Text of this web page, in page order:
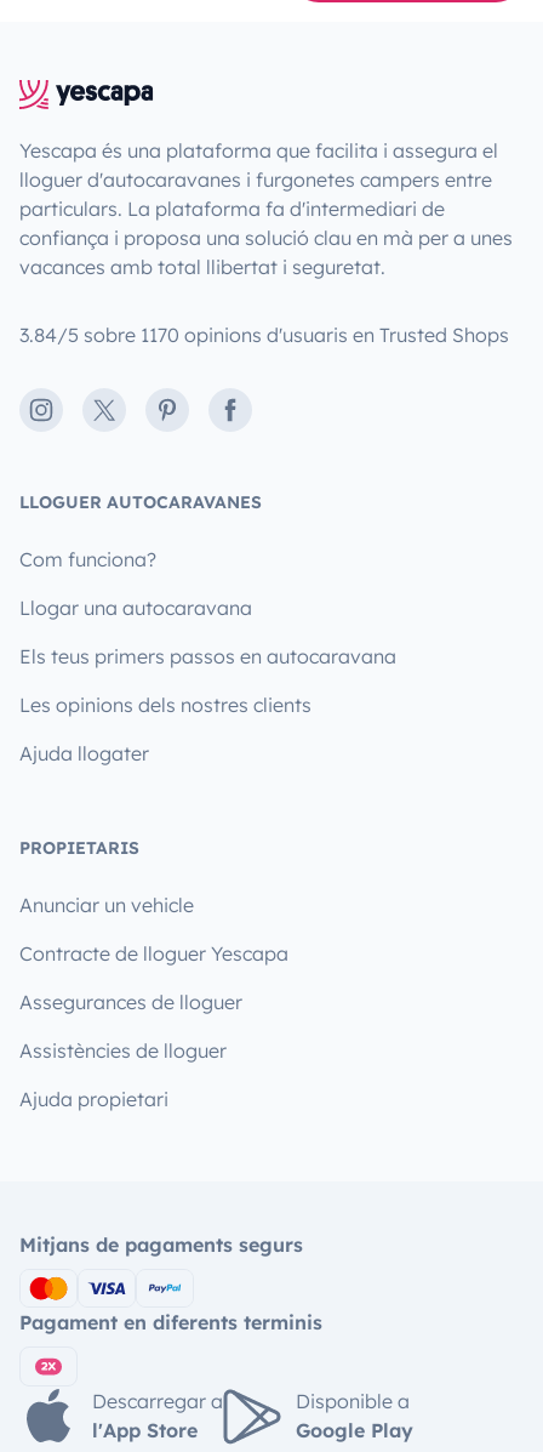
Yescapa és una plataforma que facilita i assegura el
lloguer d'autocaravanes i furgonetes campers entre
particulars. La plataforma fa d'intermediari de
confiança i proposa una solució clau en mà per a unes
vacances amb total llibertat i seguretat.
3.84/5 sobre 1170 opinions d'usuaris en Trusted Shops
Instagram
X PinterestFacebook
LLOGUER AUTOCARAVANES
Com funciona?
Llogar una autocaravana
Els teus primers passos en autocaravana
Les opinions dels nostres clients
Ajuda llogater
PROPIETARIS
Anunciar un vehicle
Contracte de lloguer Yescapa
Assegurances de lloguer
Assistències de lloguer
Ajuda propietari
Mitjans de pagaments segurs
Pagament en diferents terminis
Descarregar a
l'App Store
Disponible a
Google Play